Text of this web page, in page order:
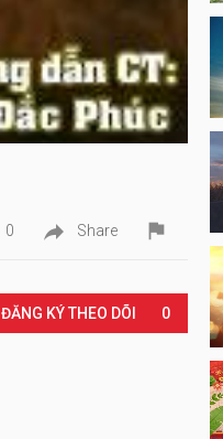
0  Share 
ĐĂNG KÝ THEO DÕI 0